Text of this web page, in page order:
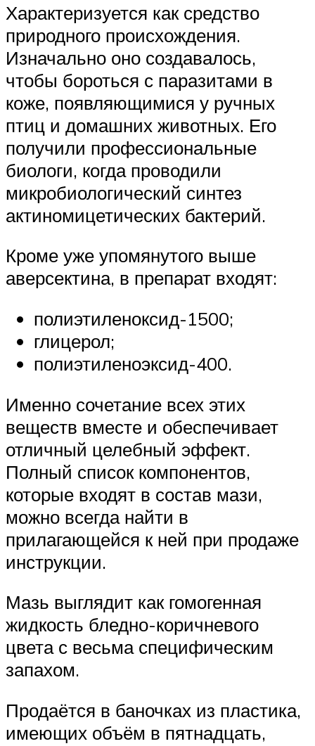
Характеризуется как средство
природного происхождения.
Изначально оно создавалось,
чтобы бороться с паразитами в
коже, появляющимися у ручных
птиц и домашних животных. Его
получили профессиональные
биологи, когда проводили
микробиологический синтез
актиномицетических бактерий.
Кроме уже упомянутого выше
аверсектина, в препарат входят:
полиэтиленоксид-1500;
глицерол;
полиэтиленоэксид-400.
Именно сочетание всех этих
веществ вместе и обеспечивает
отличный целебный эффект.
Полный список компонентов,
которые входят в состав мази,
можно всегда найти в
прилагающейся к ней при продаже
инструкции.
Мазь выглядит как гомогенная
жидкость бледно-коричневого
цвета с весьма специфическим
запахом.
Продаётся в баночках из пластика,
имеющих объём в пятнадцать,